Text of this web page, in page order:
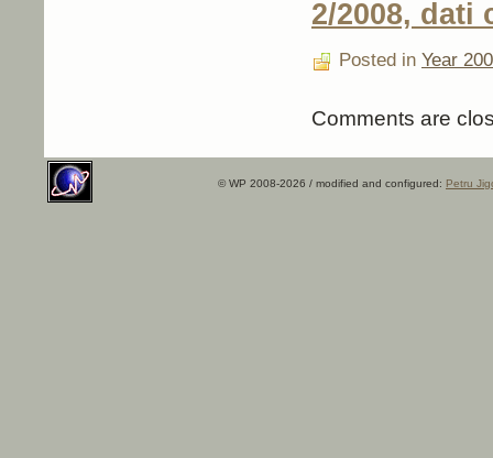
2/2008,
Posted in Year
Comments are
© WP 2008-2026 / modified and configured: Petru